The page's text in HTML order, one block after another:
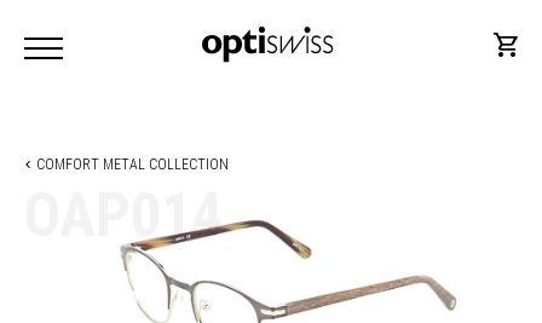
COMFORT METAL COLLECTION
OAP014